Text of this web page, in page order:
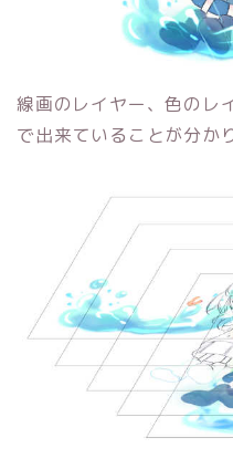
線画のレイヤー、色のレ
で出来ていることが分か